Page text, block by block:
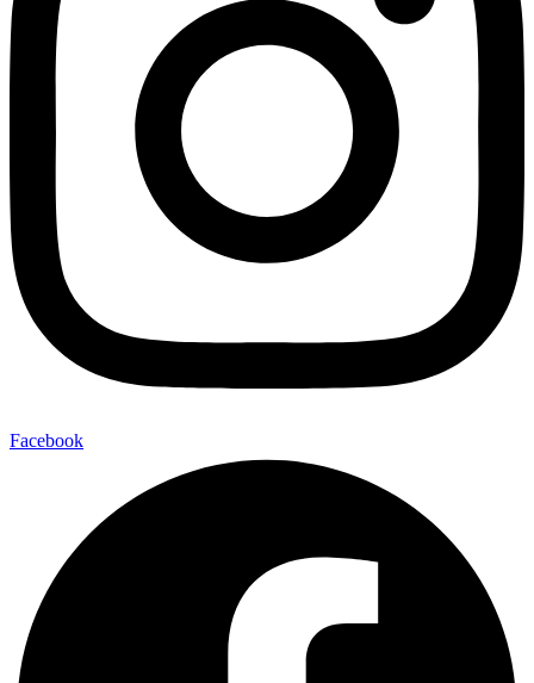
Facebook